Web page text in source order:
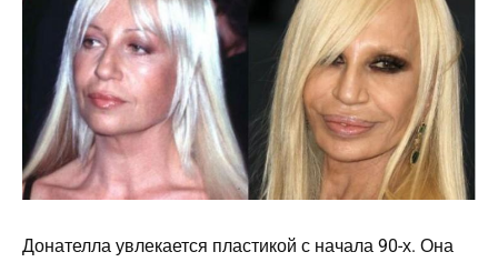
Донателла увлекается пластикой с начала 90-х. Она